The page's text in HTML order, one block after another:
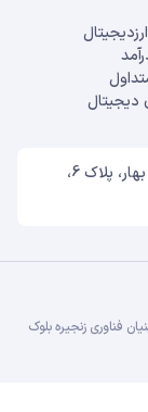
دیجیتال
آدرس: تهران، زعفرانیه، بلوار بهزادی، بن‌بست بهار، پلاک 6،
فناوری زنجیره بلوک